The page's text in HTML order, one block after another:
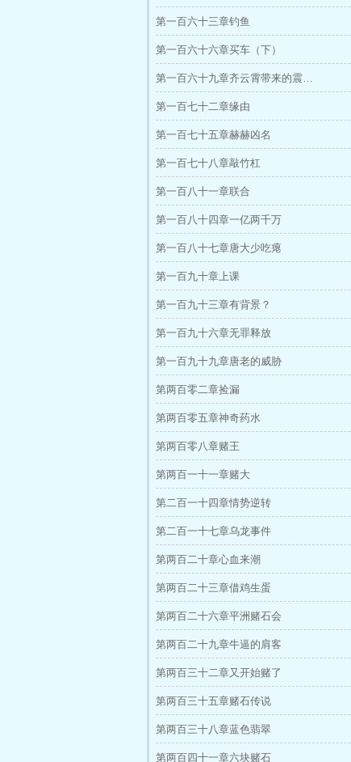
第一百六十三章钓鱼
第一百六十六章买车（下）
第一百六十九章齐云霄带来的震…
第一百七十二章缘由
第一百七十五章赫赫凶名
第一百七十八章敲竹杠
第一百八十一章联合
第一百八十四章一亿两千万
第一百八十七章唐大少吃瘪
第一百九十章上课
第一百九十三章有背景？
第一百九十六章无罪释放
第一百九十九章唐老的威胁
第两百零二章捡漏
第两百零五章神奇药水
第两百零八章赌王
第两百一十一章赌大
第二百一十四章情势逆转
第二百一十七章乌龙事件
第两百二十章心血来潮
第两百二十三章借鸡生蛋
第两百二十六章平洲赌石会
第两百二十九章牛逼的肩客
第两百三十二章又开始赌了
第两百三十五章赌石传说
第两百三十八章蓝色翡翠
第两百四十一章六块赌石